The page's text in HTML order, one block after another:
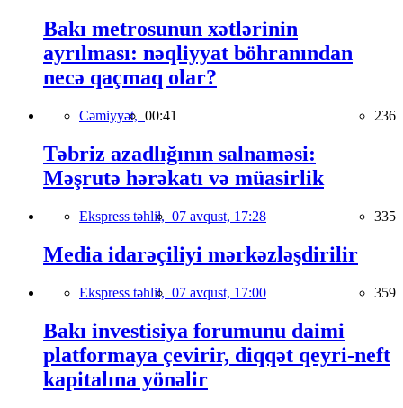
Bakı metrosunun xətlərinin
ayrılması: nəqliyyat böhranından
necə qaçmaq olar?
Cəmiyyət, 00:41 236
Təbriz azadlığının salnaməsi:
Məşrutə hərəkatı və müasirlik
Ekspress təhlil, 07 avqust, 17:28 335
Media idarəçiliyi mərkəzləşdirilir
Ekspress təhlil, 07 avqust, 17:00 359
Bakı investisiya forumunu daimi
platformaya çevirir, diqqət qeyri-neft
kapitalına yönəlir